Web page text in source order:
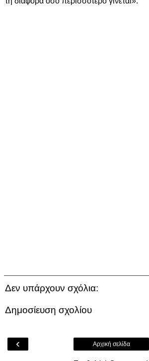
Δεν υπάρχουν σχόλια:
Δημοσίευση σχολίου
‹ Αρχική σελίδα